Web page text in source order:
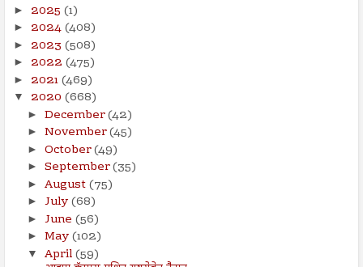
► 2025 (1)
► 2024(408)
► 2023 (508)
► 2022 (475)
► 2021(469)
▼ 2020 (668)
► December(42)
► November(45)
► October(49)
► September(35)
► August(75)
► July(68)
► June (56)
► May(102)
▼ April(59)